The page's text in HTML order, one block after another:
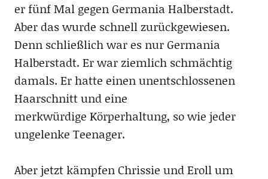
er fünf Mal gegen Germania Halberstadt.
Aber das wurde schnell zurückgewiesen.
Denn schließlich war es nur Germania
Halberstadt. Er war ziemlich schmächtig
damals. Er hatte einen unentschlossenen
Haarschnitt und eine
merkwürdige Körperhaltung, so wie jeder
ungelenke Teenager.
Aber jetzt kämpfen Chrissie und Eroll um